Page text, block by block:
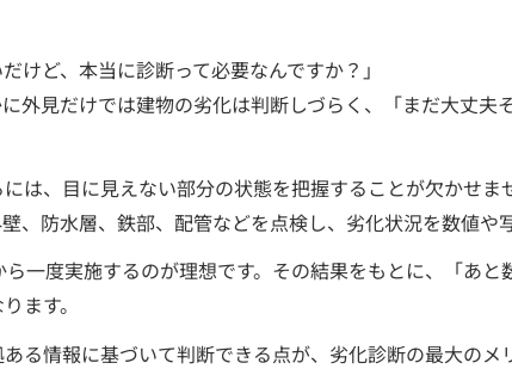
けど、本当に診断って必要なんですか？」
外見だけでは建物の劣化は判断しづらく、「まだ大丈夫
は、目に見えない部分の状態を把握することが欠かせ
、防水層、鉄部、配管などを点検し、劣化状況を数値や
一度実施するのが理想です。その結果をもとに、「あ
ます。
る情報に基づいて判断できる点が、劣化診断の最大のメ